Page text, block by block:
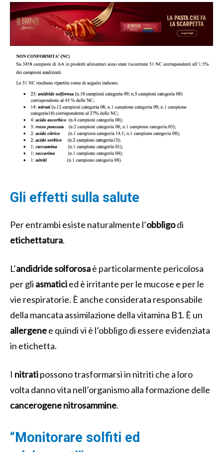
Gli effetti sulla salute
Per entrambi esiste naturalmente l’obbligodi
etichettatura.
L’andidride solforosaè particolarmente pericolosa
per gli asmaticied è irritante per le mucose e per le
vie respiratorie. È anche considerata responsabile
della mancata assimilazione della vitamina B1. È un
allergenee quindi vi è l’obbligo di essere evidenziata
in etichetta.
I nitratipossono trasformarsi in nitriti che a loro
volta danno vita nell’organismo alla formazione delle
cancerogenenitrosammine.
“Monitorare solfiti ed